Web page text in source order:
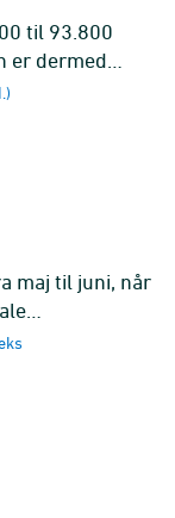
til 93.800
er dermed
maj til juni, når
Det er